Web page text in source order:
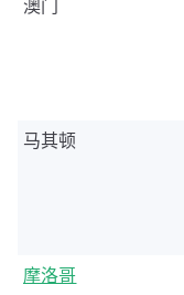
澳门
马其顿
摩洛哥